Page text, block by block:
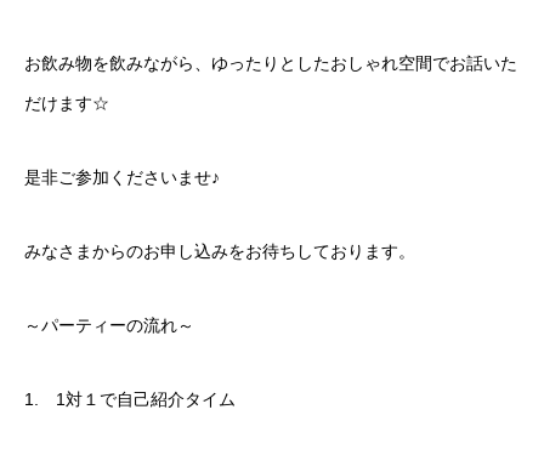
お飲み物を飲みながら、ゆったりとしたおしゃれ空間でお話いた
だけます☆
是非ご参加くださいませ♪
みなさまからのお申し込みをお待ちしております。
～パーティーの流れ～
1. 1対１で自己紹介タイム